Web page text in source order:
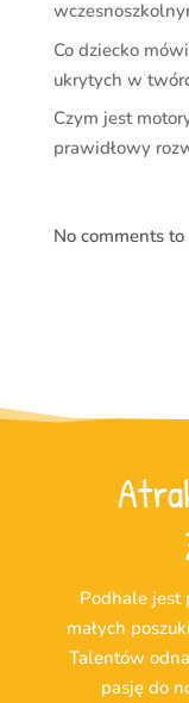
Co dziecko
ukrytych w
Czym jest
prawidłowy
No comments to
Podhale jest
małych
Talentów
pasję do